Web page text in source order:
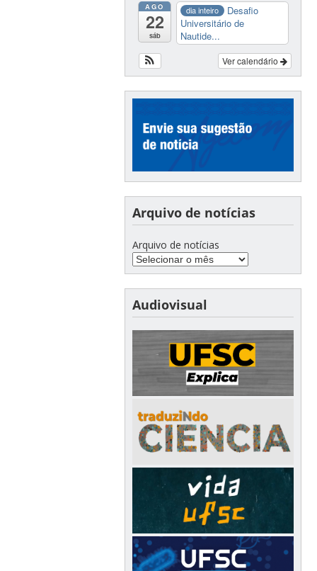
AGO
22
sáb
dia inteiro
Desafio
Universitário de
Nautide...
Ver calendário
Arquivo de notícias
Arquivo de notícias
Audiovisual